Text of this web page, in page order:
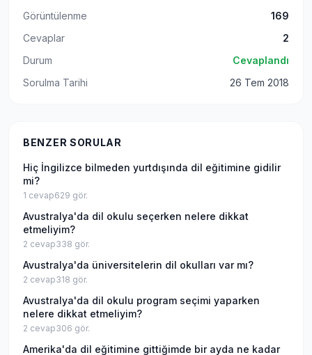
Görüntülenme
169
Cevaplar
2
Durum
Cevaplandı
Sorulma Tarihi
26 Tem 2018
BENZER SORULAR
Hiç İngilizce bilmeden yurtdışında dil eğitimine gidilir
mi?
1 cevap629 gör.
Avustralya'da dil okulu seçerken nelere dikkat
etmeliyim?
2 cevap338 gör.
Avustralya'da üniversitelerin dil okulları var mı?
2 cevap318 gör.
Avustralya'da dil okulu program seçimi yaparken
nelere dikkat etmeliyim?
2 cevap306 gör.
Amerika'da dil eğitimine gittiğimde bir ayda ne kadar